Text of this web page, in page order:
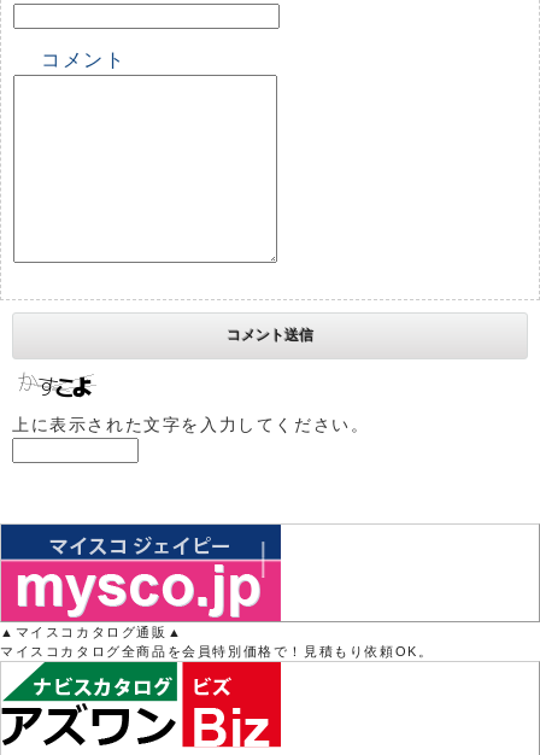
コメント
上に表示された文字を入力してください。
▲マイスコカタログ通販▲
マイスコカタログ全商品を会員特別価格で！見積もり依頼OK。